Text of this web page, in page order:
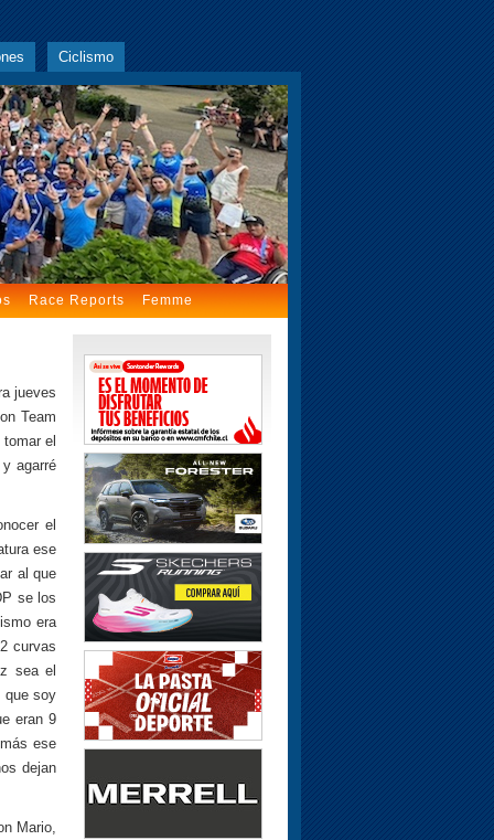
Ciclismo
Race Reports Femme
jueves
Team
el
agarré
el
ese
al que
se los
era
curvas
sea el
que soy
eran 9
ese
dejan
Mario,